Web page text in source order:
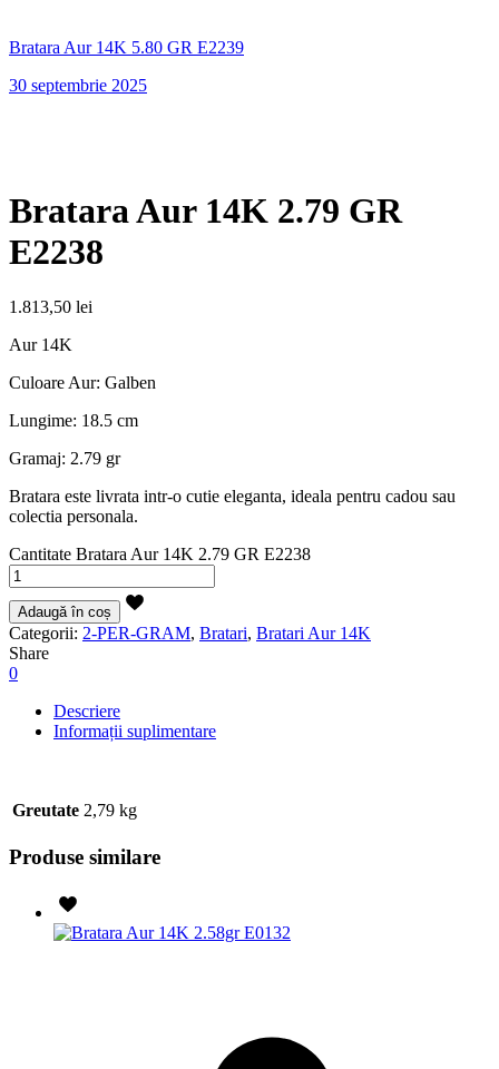
Bratara Aur 14K 5.80 GR E2239
30 septembrie 2025
Bratara Aur 14K 2.79 GR
E2238
1.813,50 lei
Aur 14K
Culoare Aur: Galben
Lungime: 18.5 cm
Gramaj: 2.79 gr
Bratara este livrata intr-o cutie eleganta, ideala pentru cadou sau
colectia personala.
Cantitate Bratara Aur 14K 2.79 GR E2238
Adaugă în coș
Categorii: 2-PER-GRAM, Bratari, Bratari Aur 14K
Share
0
Descriere
Informații suplimentare
Greutate 2,79 kg
Produse similare